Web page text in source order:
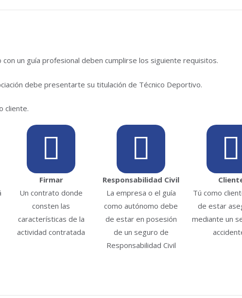
un guía profesional deben cumplirse los siguiente requisitos.
debe presentarte su titulación de Técnico Deportivo.
cliente.
Firmar
Un contrato donde
consten las
características de la
actividad contratada
Responsabilidad Civil
La empresa o el guía
como autónomo debe
de estar en posesión
de un seguro de
Responsabilidad Civil
Tú como
de estar
mediante un